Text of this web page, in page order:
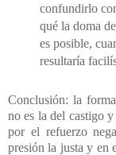
confundirlo
qué la doma
es posible,
resultaría
Conclusión: la
no es la del castigo
por el refuerzo
presión la justa y